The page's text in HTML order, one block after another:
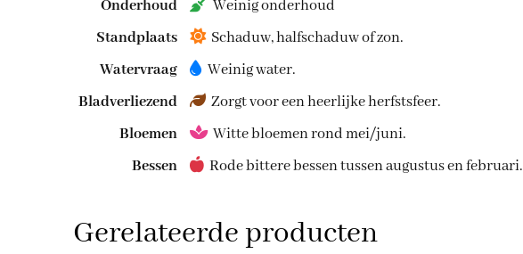
Onderhoud
Weinig onderhoud
Standplaats
Schaduw, halfschaduw of zon.
Watervraag
Weinig water.
Bladverliezend
Zorgt voor een heerlijke herfstsfeer.
Bloemen
Witte bloemen rond mei/juni.
Bessen
Rode bittere bessen tussen augustus en februari.
Gerelateerde producten